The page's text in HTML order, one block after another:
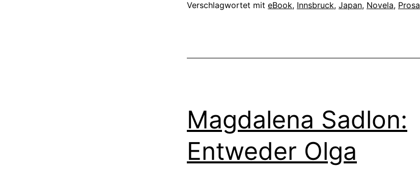
Verschlagwortet mit eBook, Innsbruck, Japan, Novela, Prosa
Magdalena Sadlon:
Entweder Olga